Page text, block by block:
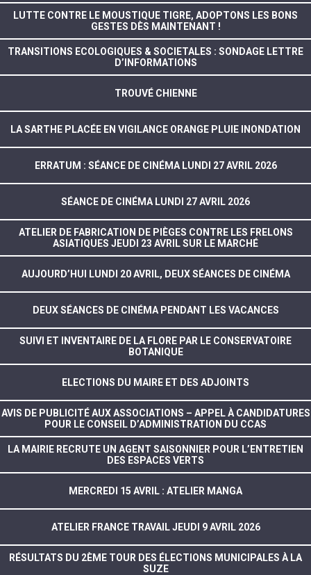
LUTTE CONTRE LE MOUSTIQUE TIGRE, ADOPTONS LES BONS
GESTES DÈS MAINTENANT !
TRANSITIONS ECOLOGIQUES & SOCIETALES : SONDAGE LETTRE
D’INFORMATIONS
TROUVÉ CHIENNE
LA SARTHE PLACÉE EN VIGILANCE ORANGE PLUIE INONDATION
ERRATUM : SÉANCE DE CINÉMA LUNDI 27 AVRIL 2026
SÉANCE DE CINÉMA LUNDI 27 AVRIL 2026
ATELIER DE FABRICATION DE PIÈGES CONTRE LES FRELONS
ASIATIQUES JEUDI 23 AVRIL SUR LE MARCHÉ
AUJOURD’HUI LUNDI 20 AVRIL, DEUX SÉANCES DE CINÉMA
DEUX SÉANCES DE CINÉMA PENDANT LES VACANCES
SUIVI ET INVENTAIRE DE LA FLORE PAR LE CONSERVATOIRE
BOTANIQUE
ELECTIONS DU MAIRE ET DES ADJOINTS
AVIS DE PUBLICITÉ AUX ASSOCIATIONS – APPEL À CANDIDATURES
POUR LE CONSEIL D’ADMINISTRATION DU CCAS
LA MAIRIE RECRUTE UN AGENT SAISONNIER POUR L’ENTRETIEN
DES ESPACES VERTS
MERCREDI 15 AVRIL : ATELIER MANGA
ATELIER FRANCE TRAVAIL JEUDI 9 AVRIL 2026
RÉSULTATS DU 2ÈME TOUR DES ÉLECTIONS MUNICIPALES À LA
SUZE